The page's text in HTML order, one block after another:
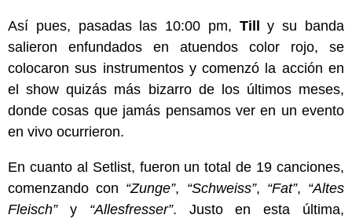
Así pues, pasadas las 10:00 pm, Till
y su banda
salieron enfundados en atuendos color rojo, se
colocaron sus instrumentos y comenzó la acción en
el show quizás más bizarro de los últimos meses,
donde cosas que jamás pensamos ver en un evento
en vivo ocurrieron.
En cuanto al Setlist, fueron un total de 19 canciones,
comenzando con “Zunge”, “Schweiss”, “Fat”, “Altes
Fleisch”y “Allesfresser”. Justo en esta última,